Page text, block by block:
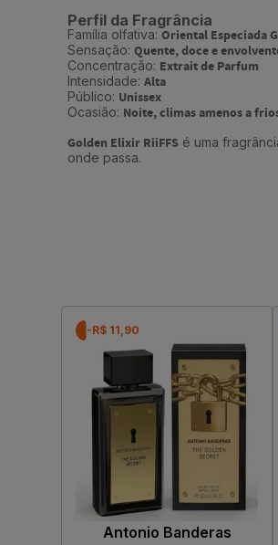
Perfil da Fragrância
Família olfativa: Oriental Especiada
Sensação: Quente, doce e
Concentração: Extrait de Parfum
Intensidade: Alta
Público: Unissex
Ocasião: Noite, climas amenos a
Golden Elixir RiiFFS é uma
onde passa.
-R$ 11,90
Antonio Banderas